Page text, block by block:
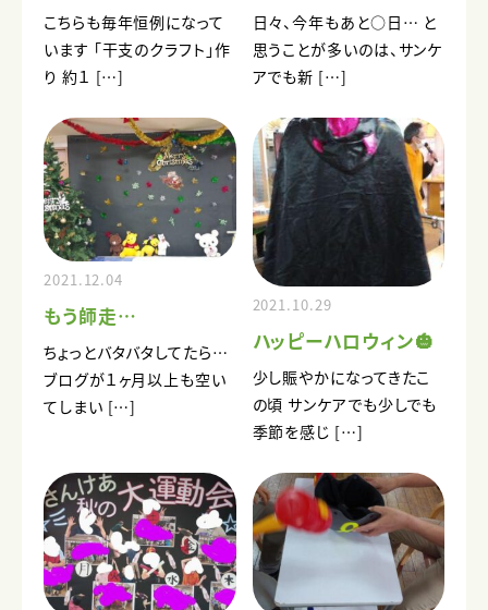
こちらも毎年恒例になって
います 「干支のクラフト」作
り 約１ […]
日々、今年もあと○日… と
思うことが多いのは、サンケ
アでも新 […]
2021.12.04
もう師走…
ちょっとバタバタしてたら…
ブログが１ヶ月以上も空い
てしまい […]
2021.10.29
ハッピーハロウィン🎃
少し賑やかになってきたこ
の頃 サンケアでも少しでも
季節を感じ […]